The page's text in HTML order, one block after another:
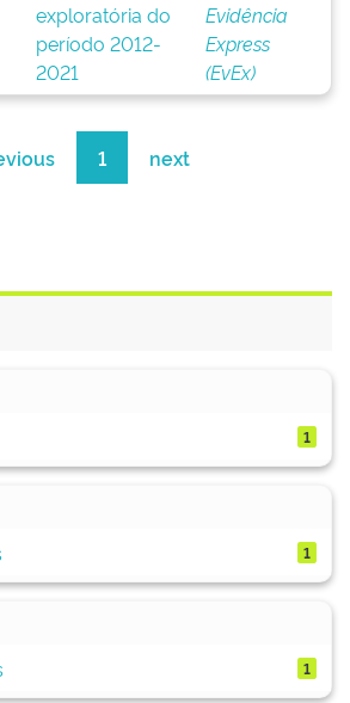
exploratória do
período 2012-
2021
Evidência
Express
(EvEx)
1 next
1
1
1